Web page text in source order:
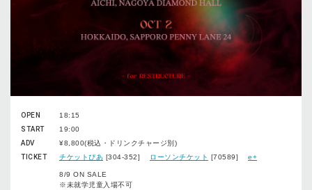
OPEN
18:15
START
19:00
ADV
¥8,800(税込・ドリンクチャージ別)
TICKET
チケットぴあ [304-352] ローソンチケット [70589] e+
8/9 ON SALE
※未就学児童⼊場不可